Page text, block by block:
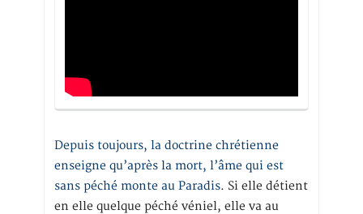
Depuis toujours, la doctrine chrétienne
enseigne qu’après la mort, l’âme qui est
sans péché monte au Paradis. Si elle détient
en elle quelque péché véniel, elle va au